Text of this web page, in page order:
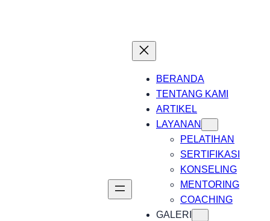
BERANDA
TENTANG KAMI
ARTIKEL
LAYANAN
PELATIHAN
SERTIFIKASI
KONSELING
MENTORING
COACHING
GALERI